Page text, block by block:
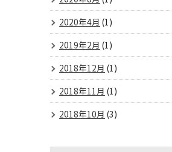
2020年4月 (1)
2019年2月 (1)
2018年12月 (1)
2018年11月 (1)
2018年10月 (3)